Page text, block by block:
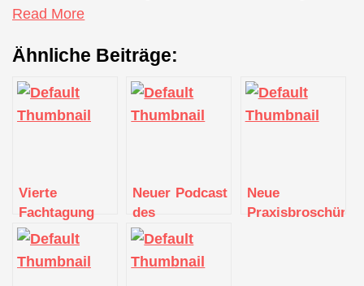
Read More
Ähnliche Beiträge:
Vierte
Fachtagung
des
4.0-
Neuer Podcast
des
Mittelstand
Kompetenzzentrum
Neue
Praxisbroschüre